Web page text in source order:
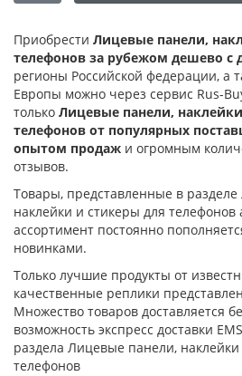
Приобрести Лицевые панели,
телефонов за рубежом дешево с
регионы Российской федерации, а
Европы можно через сервис Rus-
только Лицевые панели,
телефонов от популярных
опытом продаж и огромным
отзывов.
Товары, представленные в
наклейки и стикеры для
ассортимент постоянно
новинками.
Только лучшие продукты от
качественные реплики
Множество товаров доставляется
возможность экспресс доставки
раздела Лицевые панели,
телефонов